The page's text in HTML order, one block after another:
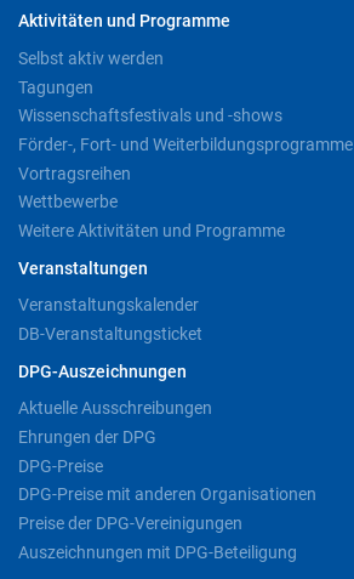
Aktivitäten und Programme
Selbst aktiv werden
Tagungen
Wissenschaftsfestivals und -shows
Förder-, Fort- und Weiterbildungsprogramme
Vortragsreihen
Wettbewerbe
Weitere Aktivitäten und Programme
Veranstaltungen
Veranstaltungskalender
DB-Veranstaltungsticket
DPG-Auszeichnungen
Aktuelle Ausschreibungen
Ehrungen der DPG
DPG-Preise
DPG-Preise mit anderen Organisationen
Preise der DPG-Vereinigungen
Auszeichnungen mit DPG-Beteiligung